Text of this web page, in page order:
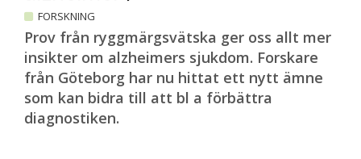
FORSKNING
Prov från ryggmärgsvätska ger oss allt mer
insikter om alzheimers sjukdom. Forskare
från Göteborg har nu hittat ett nytt ämne
som kan bidra till att bl a förbättra
diagnostiken.